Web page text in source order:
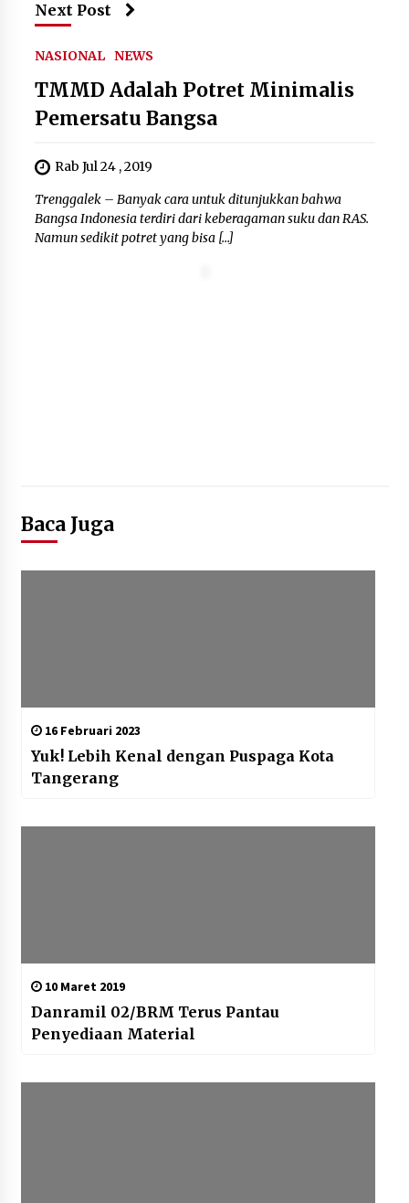
Kebakaran Akibat Fenomena El Niño
5 Agustus 2026
Pemkot Cilegon Sampaikan
Pendapatan Ditarget Rp2,03 Triliun
5 Agustus 2026
Next Post
NASIONAL NEWS
TMMD Adalah Potret Minimalis
Pemersatu Bangsa
Rab Jul 24 , 2019
Trenggalek – Banyak cara untuk ditunjukkan bahwa
Bangsa Indonesia terdiri dari keberagaman suku dan RAS.
Namun sedikit potret yang bisa […]
Baca Juga
16 Februari 2023
Yuk! Lebih Kenal dengan Puspaga Kota
Tangerang
10 Maret 2019
Danramil 02/BRM Terus Pantau
Penyediaan Material